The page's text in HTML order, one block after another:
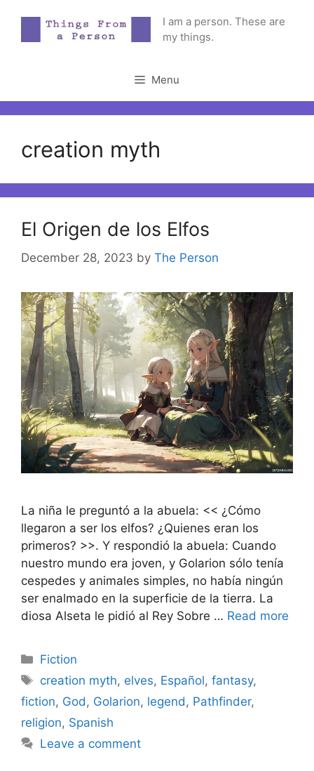
content
I am a person. These are
my things.
Menu
creation myth
El Origen de los Elfos
December 28, 2023 by The Person
La niña le preguntó a la abuela: << ¿Cómo
llegaron a ser los elfos? ¿Quienes eran los
primeros? >>. Y respondió la abuela: Cuando
nuestro mundo era joven, y Golarion sólo tenía
cespedes y animales simples, no había ningún
ser enalmado en la superficie de la tierra. La
diosa Alseta le pidió al Rey Sobre … Read more
Categories
Fiction
Tags
creation myth, elves, Español,fantasy,
fiction, God, Golarion, legend, Pathfinder,
religion, Spanish
Leave a comment